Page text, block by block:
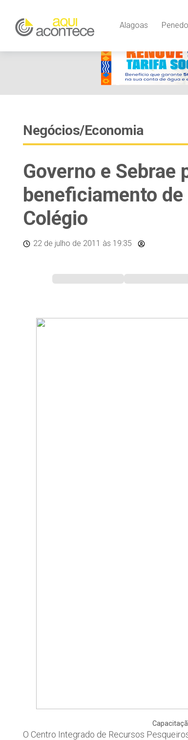
Alagoas Penedo
Negócios/Economia
Governo e Sebrae
beneficiamento
Colégio
22 de julho de 2011 às 19:35
O Centro Integrado de Recursos